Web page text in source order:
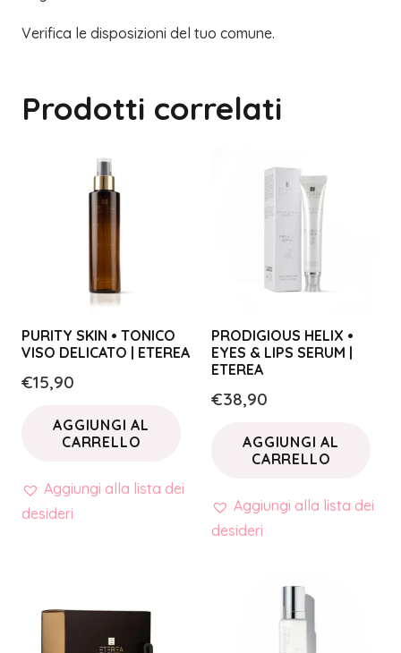
Verifica le disposizioni del tuo comune.
Prodotti correlati
PURITY SKIN • TONICO
VISO DELICATO | ETEREA
€15,90
AGGIUNGI AL
CARRELLO
Aggiungi alla lista dei
desideri
PRODIGIOUS HELIX •
EYES & LIPS SERUM |
ETEREA
€38,90
AGGIUNGI AL
CARRELLO
Aggiungi alla lista dei
desideri